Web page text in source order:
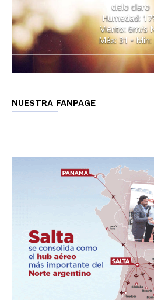
cielo claro
Humedad:
Viento: 6m/s
Máx: 31 • Mín:
NUESTRA FANPAGE